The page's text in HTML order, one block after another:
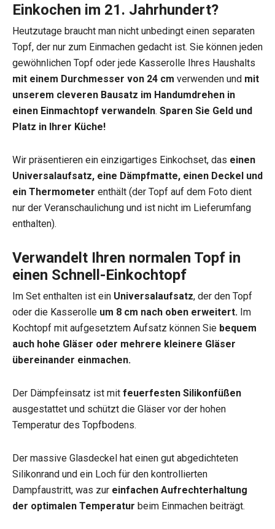
Einkochen im 21. Jahrhundert?
Heutzutage braucht man nicht unbedingt einen separaten
Topf, der nur zum Einmachen gedacht ist. Sie können jeden
gewöhnlichen Topf oder jede Kasserolle Ihres Haushalts
mit einem Durchmesser von 24 cm verwenden und mit
unserem cleveren Bausatz im Handumdrehen in
einen Einmachtopf verwandeln. Sparen Sie Geld und
Platz in Ihrer Küche!
Wir präsentieren ein einzigartiges Einkochset, das einen
Universalaufsatz, eine Dämpfmatte, einen Deckel und
ein Thermometer enthält (der Topf auf dem Foto dient
nur der Veranschaulichung und ist nicht im Lieferumfang
enthalten).
Verwandelt Ihren normalen Topf in
einen Schnell-Einkochtopf
Im Set enthalten ist ein Universalaufsatz, der den Topf
oder die Kasserolle um 8 cm nach oben erweitert. Im
Kochtopf mit aufgesetztem Aufsatz können Sie bequem
auch hohe Gläser oder mehrere kleinere Gläser
übereinander einmachen.
Der Dämpfeinsatz ist mit feuerfesten Silikonfüßen
ausgestattet und schützt die Gläser vor der hohen
Temperatur des Topfbodens.
Der massive Glasdeckel hat einen gut abgedichteten
Silikonrand und ein Loch für den kontrollierten
Dampfaustritt, was zur einfachen Aufrechterhaltung
der optimalen Temperatur beim Einmachen beiträgt.